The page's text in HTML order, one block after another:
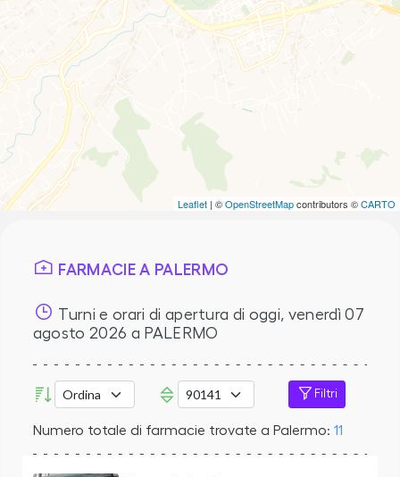
Leaflet | ©OpenStreetMapcontributors ©CARTO
FARMACIE A PALERMO
Turni e orari di apertura di oggi, venerdì 07
agosto 2026 a PALERMO
Filtri
Numero totale di farmacie trovate a Palermo: 11